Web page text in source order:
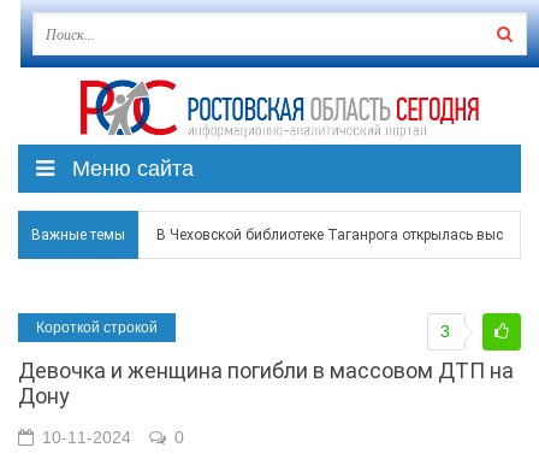
Меню сайта
Важные темы В Чеховской библиотеке Таганрога открылась
Среди детей, ставших жертвами вражеской атаки в
Около 150 беспилотников прошедшей ночью
В Гуково пострадала женщина, повреждены дома в в
Короткой строкой
Девочка и женщина погибли в массовом ДТП на
Дону
3
10-11-2024 0